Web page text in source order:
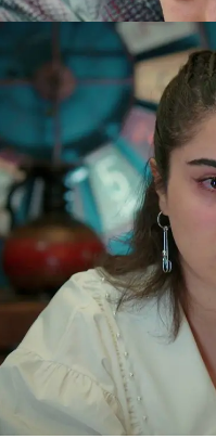
El pronóstico no
hemorragia cerebral
entrado en muerte
órganos vitales",
La joven era
con una niña que
corazón.
órganos de su
La noticia de la
consuelo en Sarp.
confiesa entre
instante aparece
Yilmaz, y los
novia ha acudido a
momento tan